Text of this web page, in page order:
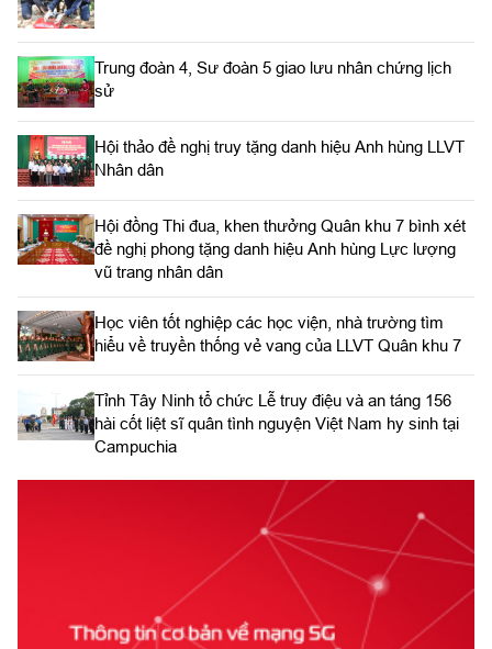
Trung đoàn 4, Sư đoàn 5 giao lưu nhân chứng lịch
sử
Hội thảo đề nghị truy tặng danh hiệu Anh hùng LLVT
Nhân dân
Hội đồng Thi đua, khen thưởng Quân khu 7 bình xét
đề nghị phong tặng danh hiệu Anh hùng Lực lượng
vũ trang nhân dân
Học viên tốt nghiệp các học viện, nhà trường tìm
hiểu về truyền thống vẻ vang của LLVT Quân khu 7
​Tỉnh Tây Ninh tổ chức Lễ truy điệu và an táng 156
hài cốt liệt sĩ quân tình nguyện Việt Nam hy sinh tại
Campuchia